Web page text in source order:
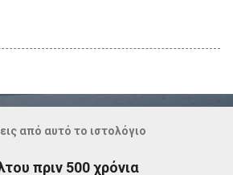
από αυτό το ιστολόγιο
πριν 500 χρόνια